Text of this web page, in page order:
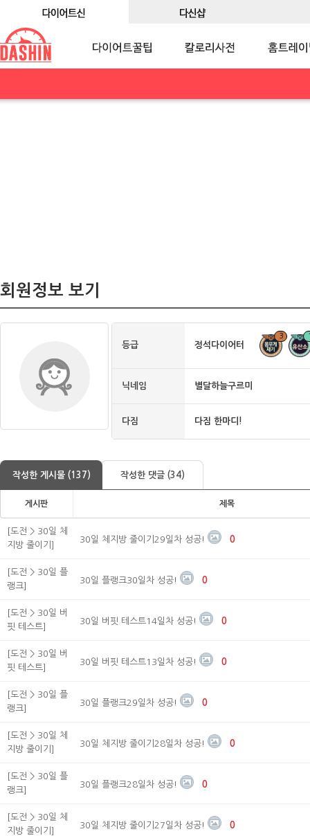
회원정보 보기
등급 정석다이어터
3
닉네임 별달하늘구르미
다짐 다짐 한마디!
작성한 게시물 (137) 작성한 댓글 (34)
게시판 제목
[도전 > 30일 체
지방 줄이기]
30일 체지방 줄이기29일차 성공! 0
[도전 > 30일 플
랭크]
30일 플랭크30일차 성공! 0
[도전 > 30일 버
핏 테스트]
30일 버핏 테스트14일차 성공! 0
[도전 > 30일 버
핏 테스트]
30일 버핏 테스트13일차 성공! 0
[도전 > 30일 플
랭크]
30일 플랭크29일차 성공! 0
[도전 > 30일 체
지방 줄이기]
30일 체지방 줄이기28일차 성공! 0
[도전 > 30일 플
랭크]
30일 플랭크28일차 성공! 0
[도전 > 30일 체
지방 줄이기]
30일 체지방 줄이기27일차 성공! 0